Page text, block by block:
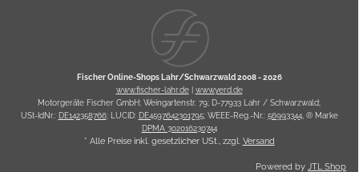
Fischer Online-Shops Lahr/Schwarzwald 2008 -2026
www.fischer-lahr.de| www.yerd.de
Motorgeräte Fischer GmbH; Weingartenstr. 79; D-77933 Lahr / Schwarzwald;
USt-IdNr.: DE142358766; LUCID: DE4597642301795; WEEE-Reg.-Nr.: 56993344, ® Marke
DPMA 302016230744
* Alle Preise inkl. gesetzlicher USt., zzgl. Versand
Powered byJTL Shop